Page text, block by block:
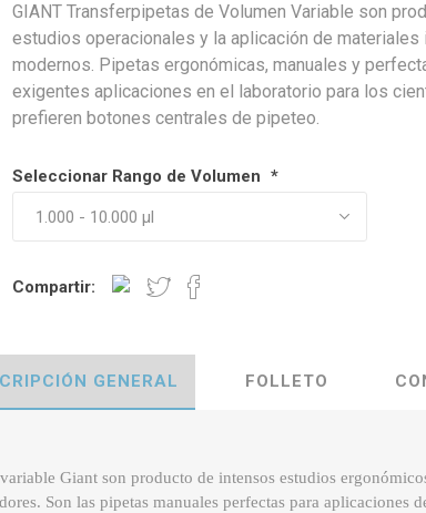
GIANT Transferpipetas de Volumen Variable son
estudios operacionales y la aplicación de materiales
modernos. Pipetas ergonómicas, manuales y
exigentes aplicaciones en el laboratorio para los
prefieren botones centrales de pipeteo.
Seleccionar Rango de Volumen *
Compartir:
GENERAL FOLLETO
Giant son producto de intensos estudios
Son las pipetas manuales perfectas para aplicaciones